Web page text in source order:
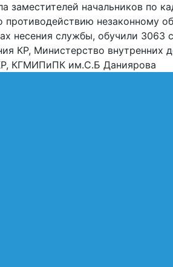
заместителей начальников по
незаконному
несения службы, обучили 3063
КР, Министерство внутренних
КГМИПиПК им.С.Б Даниярова